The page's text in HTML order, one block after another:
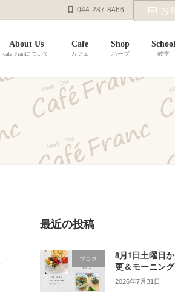
044-287-8466 お
About Us
cafe Franについて
Cafe
カフェ
Shop
ハーブ
School
教室
最近の投稿
ブログ
8月1日土曜日
更＆モーニン
2026年7月31日